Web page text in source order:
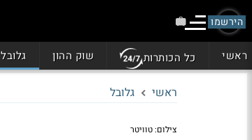
הירשמו
ראשי כל הכותרות שוק ההון גלובל
ראשי גלובל
צילום: טוויטר